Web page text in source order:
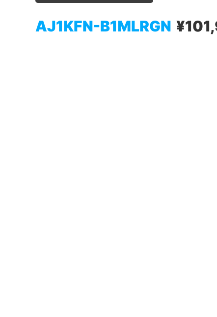
AJ1KFN-B1MLRGN